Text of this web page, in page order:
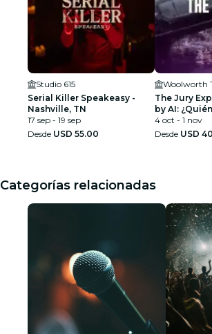
Studio 615
Serial Killer Speakeasy -
Nashville, TN
17 sep - 19 sep
Desde USD 55.00
Woolworth
The Jury
by AI:
precio?
4 oct - 1 nov
Desde USD
Categorías relacionadas